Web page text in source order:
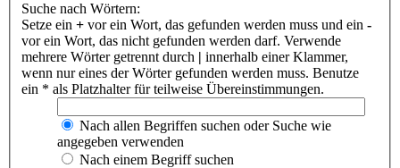
Suche nach Wörtern:
Setze ein + vor ein Wort, das gefunden werden muss und ein -
vor ein Wort, das nicht gefunden werden darf. Verwende
mehrere Wörter getrennt durch | innerhalb einer Klammer,
wenn nur eines der Wörter gefunden werden muss. Benutze
ein * als Platzhalter für teilweise Übereinstimmungen.
Nach allen Begriffen suchen oder Suche wie
angegeben verwenden
Nach einem Begriff suchen